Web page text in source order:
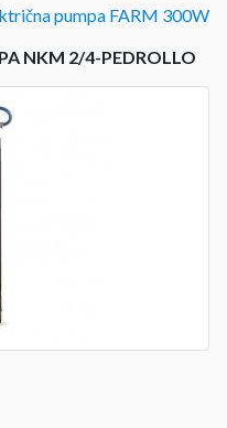
pumpa FARM 300W
NKM 2/4-PEDROLLO